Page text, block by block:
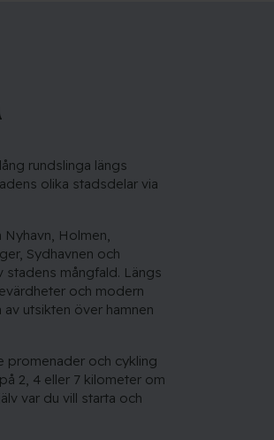
rundslinga längs
olika stadsdelar via
Holmen,
Sydhavnen och
mångfald. Längs
och modern
utsikten över hamnen
promenader och cykling
2, 4 eller 7 kilometer om
var du vill starta och